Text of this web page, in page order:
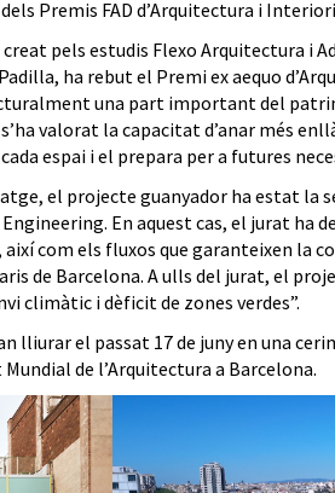
Premis FAD d’Arquitectura i
pels estudis Flexo Arquitectura i
ha rebut el Premi ex aequo
una part important del
valorat la capacitat d’anar més
espai i el prepara per a futures
el projecte guanyador ha estat la
Engineering. En aquest cas, el jurat ha
com els fluxos que garanteixen la
de Barcelona. A ulls del jurat, el
climàtic i dèficit de zones verdes”.
lliurar el passat 17 de juny en una
de l’Arquitectura a Barcelona.